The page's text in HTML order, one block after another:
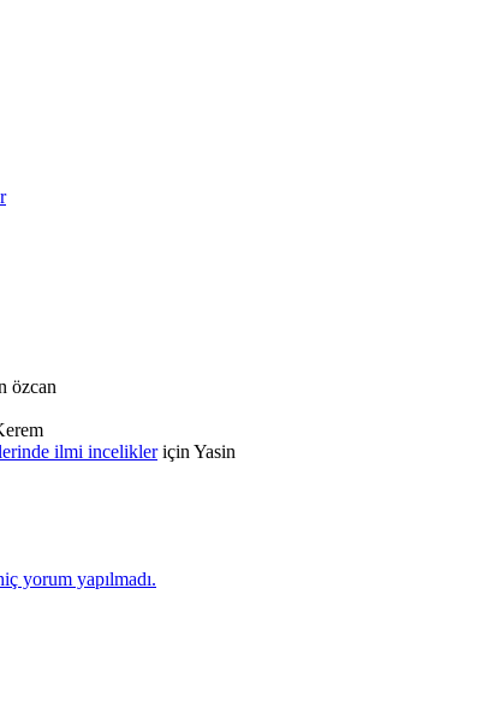
özcan
ilmi incelikleriçin Yasin
yorum yapılmadı.